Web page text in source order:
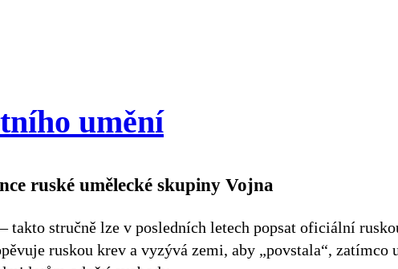
umění
ruské umělecké skupiny Vojna
takto stručně lze v posledních letech popsat oficiální
ruskou krev a vyzývá zemi, aby „povstala“,